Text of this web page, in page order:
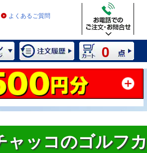
よくあるご質問
0
ッコのゴルフカ